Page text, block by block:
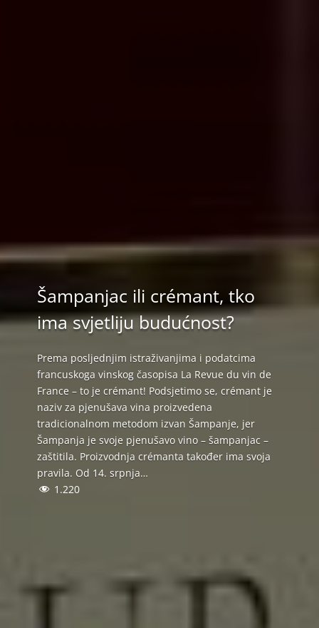
Šampanjac ili crémant, tko
ima svjetliju budućnost?
Prema posljednjim istraživanjima i podatcima
francuskoga vinskog časopisa La Revue du vin de
France – to je crémant! Podsjetimo se, crémant je
naziv za pjenušava vina proizvedena
tradicionalnom metodom izvan Šampanje, jer
Šampanja je svoje pjenušavo vino – šampanjac –
zaštitila. Proizvodnja crémanta također ima svoja
pravila. Od 14. srpnja…
1.220